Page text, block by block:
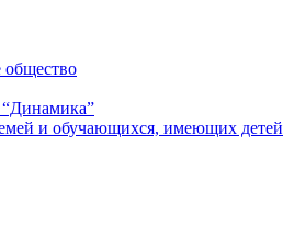
общество
и обучающихся, имеющих детей